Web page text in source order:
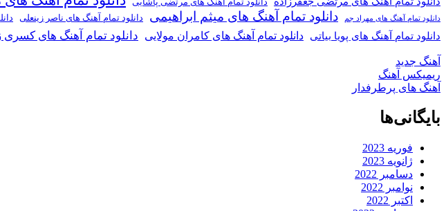
دانلود تمام آهنگ های مرتضی پاشایی
دانلود تمام آهنگ های مهراد جم دانلود تمام آهنگ های میثم ابراهیمی دانلود تمام آهنگ های ناصر زینعلی
دانلود تمام آهنگ های پویا بیاتی دانلود تمام آهنگ های کامران مولایی دانلود تمام آهنگ های کسری
آهنگ جدید
ریمیکس آهنگ
آهنگ های پرطرفدار
بایگانی‌ها
فوریه 2023
ژانویه 2023
دسامبر 2022
نوامبر 2022
اکتبر 2022